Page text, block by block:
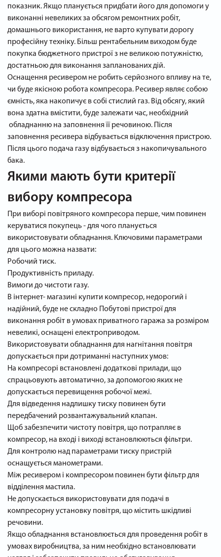
показник. Якщо планується придбати його для допомоги у
виконанні невеликих за обсягом ремонтних робіт,
домашнього використання, не варто купувати дорогу
професійну техніку. Більш рентабельним виходом буде
покупка бюджетного пристрої з не великою потужністю,
достатньою для виконання запланованих дій.
Оснащення ресивером не робить серйозного впливу на те,
чи буде якісною робота компресора. Ресивер являє собою
ємність, яка накопичує в собі стислий газ. Від обсягу, який
вона здатна вмістити, буде залежати час, необхідний
обладнанню на заповнення її речовиною. Після
заповнення ресивера відбувається відключення пристрою.
Після цього подача газу відбувається з накопичувального
бака.
Якими мають бути критерії
вибору компресора
При виборі повітряного компресора перше, чим повинен
керуватися покупець - для чого планується
використовувати обладнання. Ключовими параметрами
для цього можна назвати:
Робочий тиск.
Продуктивність приладу.
Вимоги до чистоти газу.
В інтернет- магазині купити компресор, недорогий і
надійний, буде не складно Побутові пристрої для
виконання робіт в умовах приватного гаража за розміром
невеликі, оснащені електроприводом.
Використовувати обладнання для нагнітання повітря
допускається при дотриманні наступних умов:
На компресорі встановлені додаткові прилади, що
спрацьовують автоматично, за допомогою яких не
допускається перевищення робочої межі.
Для відведення надлишку тиску повинен бути
передбачений розвантажувальний клапан.
Щоб забезпечити чистоту повітря, що потрапляє в
компресор, на вході і виході встановлюються фільтри.
Для контролю над параметрами тиску пристрій
оснащується манометрами.
Між ресивером і компресором повинен бути фільтр для
відділення мастила.
Не допускається використовувати для подачі в
компресорну установку повітря, що містить шкідливі
речовини.
Якщо обладнання встановлюється для проведення робіт в
умовах виробництва, за ним необхідно встановлювати